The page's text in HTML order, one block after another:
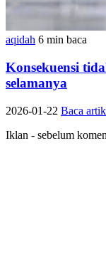
aqidah 6 min baca
Konsekuensi
selamanya
2026-01-22 Baca
Iklan - sebelum